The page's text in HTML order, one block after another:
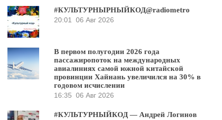
#КУЛЬТУРНЫРНЫЙКОД@radiometro
20:01 06 Авг 2026
В первом полугодии 2026 года
пассажиропоток на международных
авиалиниях самой южной китайской
провинции Хайнань увеличился на 30% в
годовом исчислении
16:35 06 Авг 2026
#КУЛЬТУРНЫЙКОД — Андрей Логинов